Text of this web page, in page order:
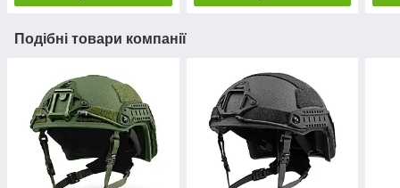
Подібні товари компанії